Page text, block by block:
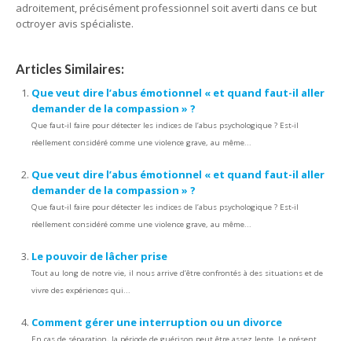
adroitement, précisément professionnel soit averti dans ce but
octroyer avis spécialiste.
Articles Similaires:
Que veut dire l’abus émotionnel « et quand faut-il aller
demander de la compassion » ?
Que faut-il faire pour détecter les indices de l’abus psychologique ? Est-il
réellement considéré comme une violence grave, au même...
Que veut dire l’abus émotionnel « et quand faut-il aller
demander de la compassion » ?
Que faut-il faire pour détecter les indices de l’abus psychologique ? Est-il
réellement considéré comme une violence grave, au même...
Le pouvoir de lâcher prise
Tout au long de notre vie, il nous arrive d’être confrontés à des situations et de
vivre des expériences qui...
Comment gérer une interruption ou un divorce